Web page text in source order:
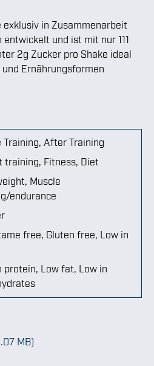
exklusiv in Zusammenarbeit
und ist mit nur 111
2g Zucker pro Shake ideal
Ernährungsformen
Training, After Training
training, Fitness, Diet
, Muscle
endurance
free, Gluten free, Low in
protein, Low fat, Low in
MB)